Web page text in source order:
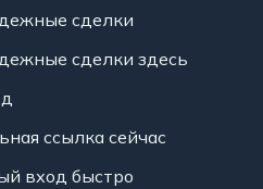
сделки
сделки здесь
ссылка сейчас
вход быстро